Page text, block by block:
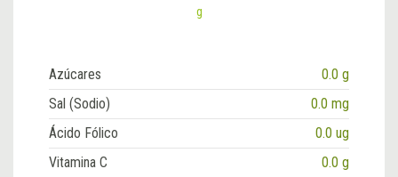
g
Azúcares
0.0 g
Sal (Sodio)
0.0 mg
Ácido Fólico
0.0 ug
Vitamina C
0.0 g